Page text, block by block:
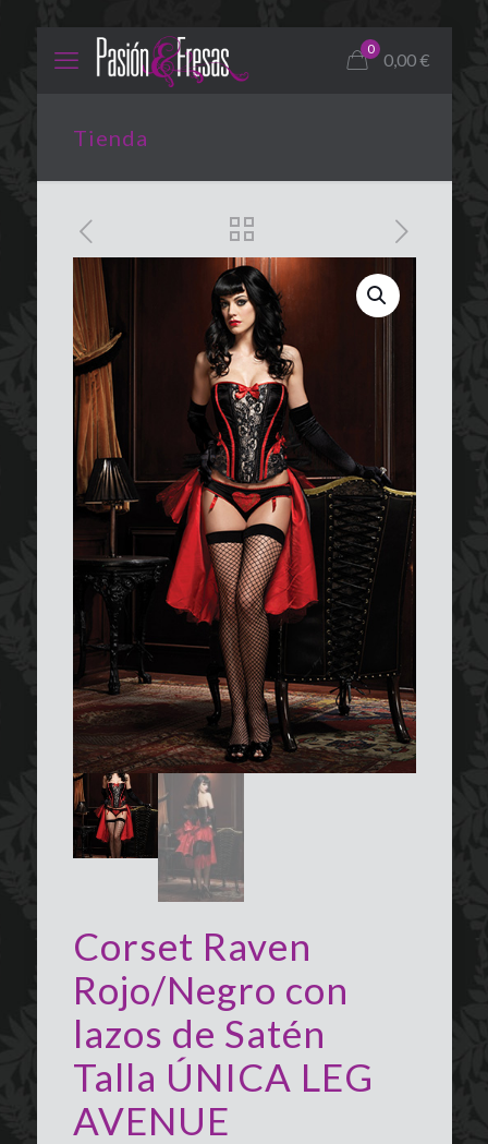
0
0,00€
Tienda
Corset Raven
Rojo/Negro con
lazos de Satén
Talla ÚNICA LEG
AVENUE